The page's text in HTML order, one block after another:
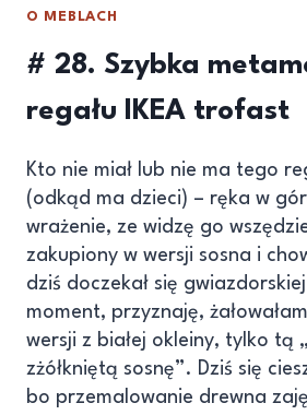
O MEBLACH
# 28. Szybka
regału IKEA trofast
Kto nie miał lub nie ma tego
(odkąd ma dzieci) – ręka w
wrażenie, ze widzę go
zakupiony w wersji sosna i
dziś doczekał się
moment, przyznaję,
wersji z białej okleiny, tylko tą
zżółkniętą sosnę”. Dziś się
bo przemalowanie drewna